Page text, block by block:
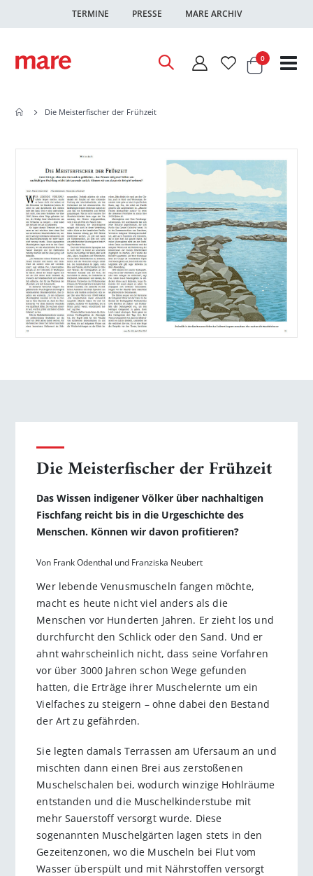
TERMINE PRESSE MARE ARCHIV
Warenkorb
0Artikel
Die Meisterfischer der Frühzeit
der
Bildgalerie
springen
Anfang
der
Bildgalerie
springen
Die Meisterfischer der Frühzeit
Das Wissen indigener Völker über nachhaltigen
Fischfang reicht bis in die Urgeschichte des
Menschen. Können wir davon profitieren?
Von Frank Odenthal und Franziska Neubert
Wer lebende Venusmuscheln fangen möchte,
macht es heute nicht viel anders als die
Menschen vor Hunderten Jahren. Er zieht los und
durchfurcht den Schlick oder den Sand. Und er
ahnt wahrscheinlich nicht, dass seine Vorfahren
vor über 3000 Jahren schon Wege gefunden
hatten, die Erträge ihrer Muschelernte um ein
Vielfaches zu steigern – ohne dabei den Bestand
der Art zu gefährden.
Sie legten damals Terrassen am Ufersaum an und
mischten dann einen Brei aus zerstoßenen
Muschelschalen bei, wodurch winzige Hohlräume
entstanden und die Muschelkinderstube mit
mehr Sauerstoff versorgt wurde. Diese
sogenannten Muschelgärten lagen stets in den
Gezeitenzonen, wo die Muscheln bei Flut vom
Wasser überspült und mit Nährstoffen versorgt